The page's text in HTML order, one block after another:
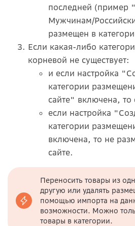
последней (пример
Мужчинам/
размещен в
Если какая-либо
корневой не существует:
и если настройка
категории
сайте" включена, то
если настройка
категории
включена, то не
сайте.
Переносить товары из
другую или удалять
помощью импорта на
возможности. Можно
товары в категории.